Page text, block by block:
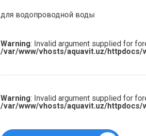
для водопроводной воды
Warning: Invalid argument supplied for
/var/www/vhosts/aquavit.uz/httpdocs/
Warning: Invalid argument supplied for
/var/www/vhosts/aquavit.uz/httpdocs/